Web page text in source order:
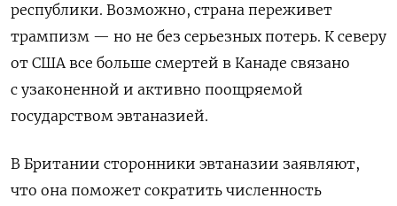
республики. Возможно, страна переживет
трампизм — но не без серьезных потерь. К северу
от США все больше смертей в Канаде связано
с узаконенной и активно поощряемой
государством эвтаназией.
В Британии сторонники эвтаназии заявляют,
что она поможет сократить численность